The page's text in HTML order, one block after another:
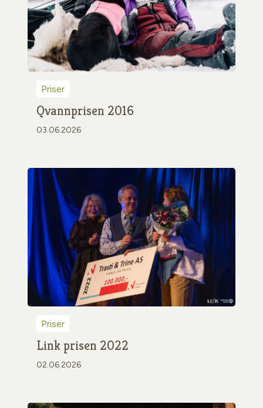
Priser
Qvannprisen 2016
03.06.2026
Priser
Link prisen 2022
02.06.2026